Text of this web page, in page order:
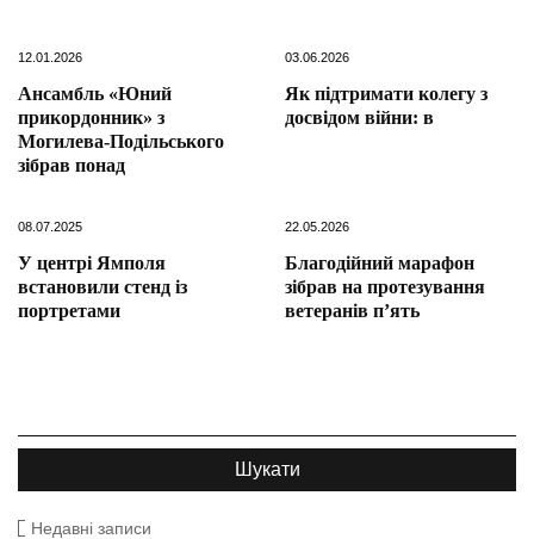
12.01.2026
Ансамбль «Юний
прикордонник» з
Могилева-Подільського
зібрав понад
03.06.2026
Як підтримати колегу з
досвідом війни: в
08.07.2025
У центрі Ямполя
встановили стенд із
портретами
22.05.2026
Благодійний марафон
зібрав на протезування
ветеранів п’ять
Недавні записи